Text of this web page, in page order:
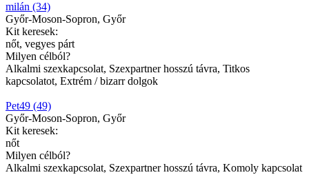
milán (34)
Győr-Moson-Sopron, Győr
Kit keresek:
nőt, vegyes párt
Milyen célból?
Alkalmi szexkapcsolat, Szexpartner hosszú távra, Titkos
kapcsolatot, Extrém / bizarr dolgok
Pet49 (49)
Győr-Moson-Sopron, Győr
Kit keresek:
nőt
Milyen célból?
Alkalmi szexkapcsolat, Szexpartner hosszú távra, Komoly kapcsolat